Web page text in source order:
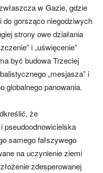
w Gazie, gdzie
do gorsząco niegodziwych
strony owe działania
i „uświęcenie”
być budowa Trzeciej
„mesjasza” i
globalnego panowania.
że
pseudoodnowicielska
samego fałszywego
na uczynienie ziemi
zdesperowanej